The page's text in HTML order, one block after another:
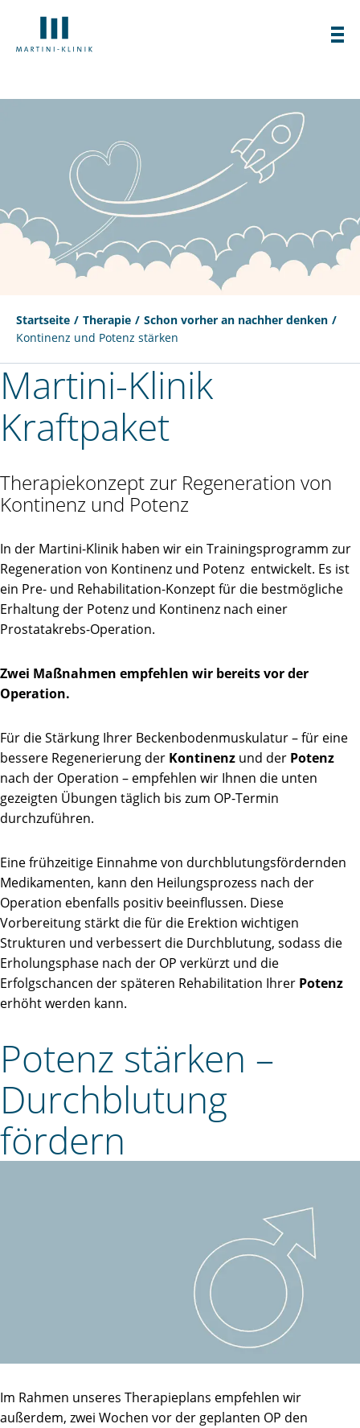
Startseite Therapie
Schon vorher an nachher denken
Kontinenz und Potenz stärken
Martini-Klinik
Kraftpaket
Therapiekonzept zur Regeneration von
Kontinenz und Potenz
In der Martini-Klinik haben wir ein Trainingsprogramm zur
Regeneration von Kontinenz und Potenz entwickelt. Es ist
ein Pre- und Rehabilitation-Konzept für die bestmögliche
Erhaltung der Potenz und Kontinenz nach einer
Prostatakrebs-Operation.
Zwei Maßnahmen empfehlen wir bereits vor der
Operation.
Für die Stärkung Ihrer Beckenbodenmuskulatur – für eine
bessere Regenerierung der Kontinenz und der Potenz
nach der Operation – empfehlen wir Ihnen die unten
gezeigten Übungen täglich bis zum OP-Termin
durchzuführen.
Eine frühzeitige Einnahme von durchblutungsfördernden
Medikamenten, kann den Heilungsprozess nach der
Operation ebenfalls positiv beeinflussen. Diese
Vorbereitung stärkt die für die Erektion wichtigen
Strukturen und verbessert die Durchblutung, sodass die
Erholungsphase nach der OP verkürzt und die
Erfolgschancen der späteren Rehabilitation Ihrer Potenz
erhöht werden kann.
Potenz stärken –
Durchblutung
fördern
Im Rahmen unseres Therapieplans empfehlen wir
außerdem, zwei Wochen vor der geplanten OP den